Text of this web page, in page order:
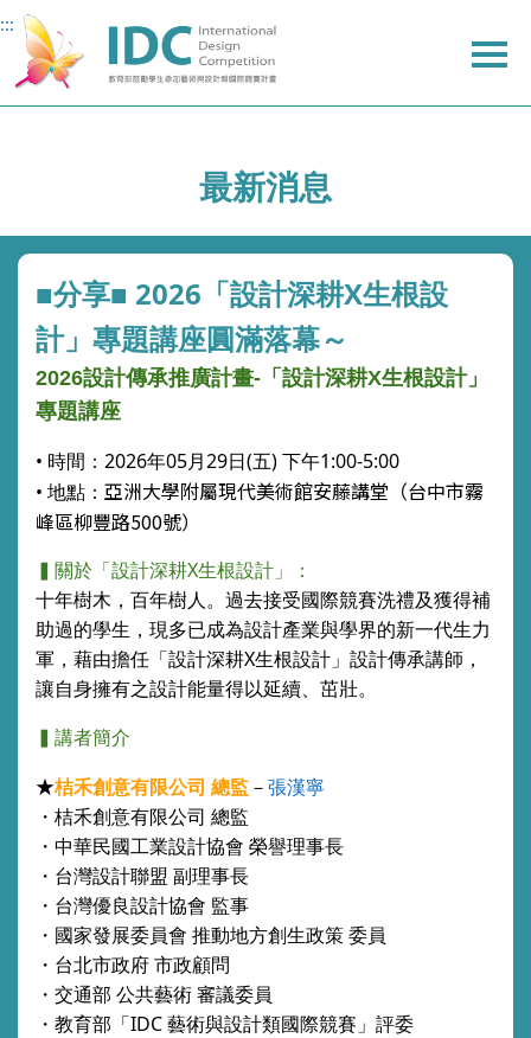
主
要
內
::: 主
要
內
上
方
選
主
要
內
最新消息
■分享■ 2026「設計深耕X生根設
計」專題講座圓滿落幕～
2026設計傳承推廣計畫- 「設計深耕X生根設計」
專題講座
• 時間：2026年05月29日(五) 下午1:00-5:00
• 地點： 亞洲大學附屬現代美術館安藤講堂 （台中市霧
峰區柳豐路500號）
▍關於「設計深耕X生根設計」：
十年樹木，百年樹人。過去接受國際競賽洗禮及獲得補
助過的學生， 現多已成為設計產業與學界的新一代生力
軍，藉由擔任「設計深耕X生根設計」設計傳承講師，
讓自身擁有之設計能量得以延續、茁壯。
▍講者簡介
★桔禾創意有限公司 總監 － 張漢寧
・桔禾創意有限公司 總監
・ 中華民國工業設計協會 榮譽理事長
・ 台灣設計聯盟 副理事長
・ 台灣優良設計協會 監事
・ 國家發展委員會 推動地方創生政策 委員
・ 台北市政府 市政顧問
・ 交通部 公共藝術 審議委員
・ 教育部「IDC 藝術與設計類國際競賽」評委